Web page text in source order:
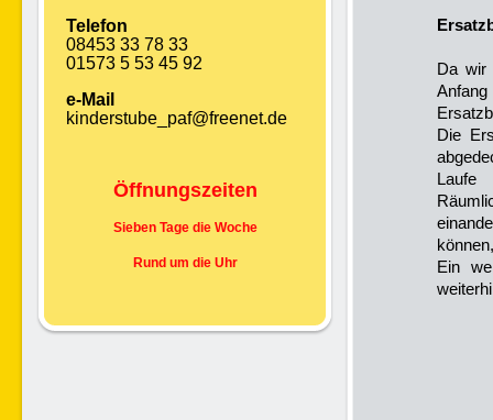
Da wir
Die
Laufe
Ein
Telefon
08453 33 78 33
01573 5 53 45 92
e-Mail
kinderstube_paf@freenet.de
Öffnungszeiten
Sieben Tage die Woche
Rund um die Uhr